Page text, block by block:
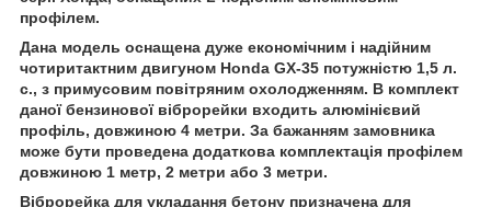
профілем.
Дана модель оснащена дуже економічним і надійним
чотиритактним двигуном Honda GX-35 потужністю 1,5 л.
с., з примусовим повітряним охолодженням. В комплект
даної бензинової віброрейки входить алюмінієвий
профіль, довжиною 4 метри. За бажанням замовника
може бути проведена додаткова комплектація профілем
довжиною 1 метр, 2 метри або 3 метри.
Віброрейка для укладання бетону призначена для